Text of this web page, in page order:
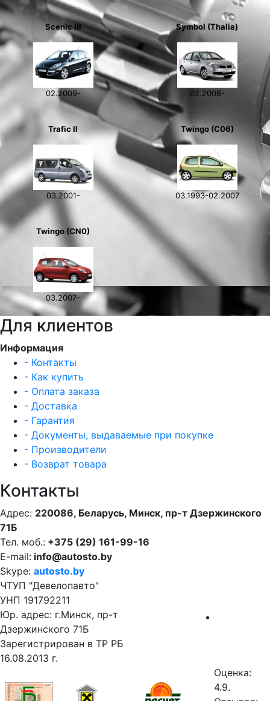
Scenic III
02.2009-
Symbol (Thalia)
02.2008-
Trafic II
03.2001-
Twingo (C06)
03.1993-02.2007
Twingo (CN0)
03.2007-
Для клиентов
Информация
- Контакты
- Как купить
- Оплата заказа
- Доставка
- Гарантия
- Документы, выдаваемые при покупке
- Производители
- Возврат товара
Контакты
Адрес: 220086, Беларусь, Минск, пр-т Дзержинского
71Б
Тел. моб.: +375 (29) 161-99-16
E-mail: info@autosto.by
Skype: autosto.by
ЧТУП "Девелопавто"
УНП 191792211
Юр. адрес: г.Минск, пр-т
Дзержинского 71Б
Зарегистрирован в ТР РБ
16.08.2013 г.
Оценка:
4.9.